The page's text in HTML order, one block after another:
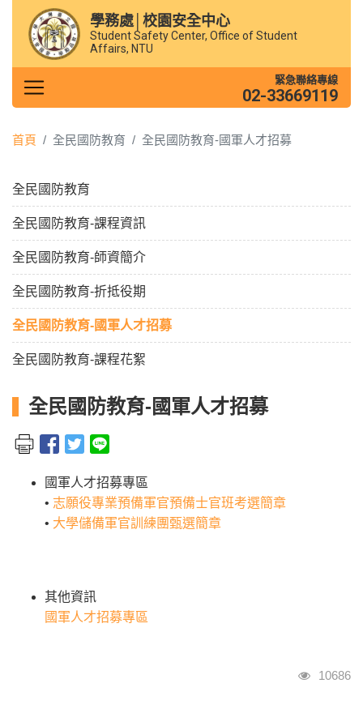
學務處│校園安全中心
Student Safety Center, Office of Student
Affairs, NTU
緊急聯絡專線
02-33669119
首頁 全民國防教育 全民國防教育-國軍人才招募
全民國防教育
全民國防教育-課程資訊
全民國防教育-師資簡介
全民國防教育-折抵役期
全民國防教育-國軍人才招募
全民國防教育-課程花絮
全民國防教育-國軍人才招募
國軍人才招募專區
• 志願役專業預備軍官預備士官班考選簡章
• 大學儲備軍官訓練團甄選簡章
其他資訊
國軍人才招募專區
瀏覽人次
10686